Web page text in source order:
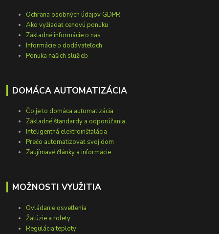
Ochrana osobných údajov GDPR
Ako vyžiadať cenovú ponuku
Základné informácie o nás
Informácie o dodávateľoch
Ponuka našich služieb
DOMÁCA AUTOMATIZÁCIA
Čo je to domáca automatizácia
Základné štandardy a odporúčania
Inteligentná elektroinštalácia
Prečo automatizovať svoj dom
Zaujímavé články a informácie
MOŽNOSTI VYUŽITIA
Ovládanie osvetlenia
Žalúzie a rolety
Regulácia teploty